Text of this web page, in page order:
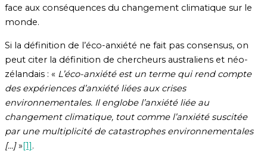
face aux conséquences du changement climatique sur le
monde.
Si la définition de l’éco-anxiété ne fait pas consensus, on
peut citer la définition de chercheurs australiens et néo-
zélandais : « L’éco-anxiété est un terme qui rend compte
des expériences d’anxiété liées aux crises
environnementales. Il englobe l’anxiété liée au
changement climatique, tout comme l’anxiété suscitée
par une multiplicité de catastrophes environnementales
[…]»[1].